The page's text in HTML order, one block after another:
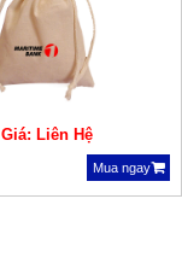
Giá: Liên Hệ
Mua ngay